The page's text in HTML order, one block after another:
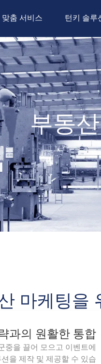
맞춤 서비스 턴키 솔루
부동
마케팅을
과의 원활한 통합
중을 끌어 모으고 이벤트에
을 제작 및 제공할 수 있습